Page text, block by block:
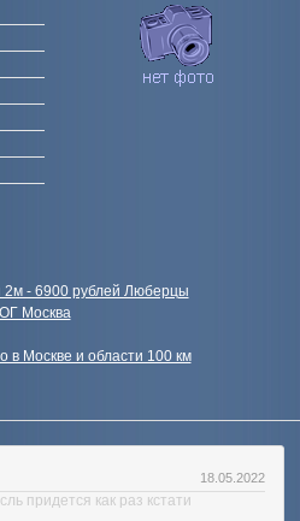
2м - 6900 рублей Люберцы
Москва
в Москве и области 100 км
18.05.2022
придется как раз кстати